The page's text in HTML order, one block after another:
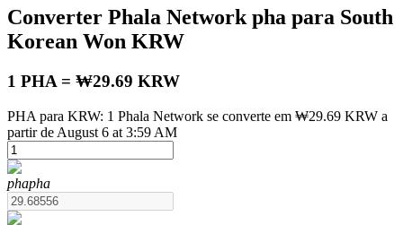
Futuros de USDT
Converter Phala Network pha para South
Korean Won KRW
1 PHA = ₩29.69 KRW
PHA para KRW: 1 Phala Network se converte em ₩29.69 KRW a
partir de August 6 at 3:59 AM
phapha